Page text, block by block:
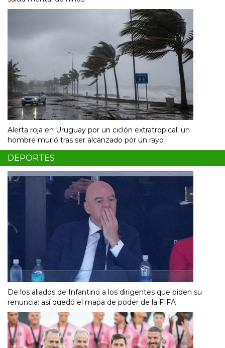
Alerta roja en Uruguay por un ciclón extratropical: un
hombre murió tras ser alcanzado por un rayo
DEPORTES
De los aliados de Infantino a los dirigentes que piden su
renuncia: así quedó el mapa de poder de la FIFA